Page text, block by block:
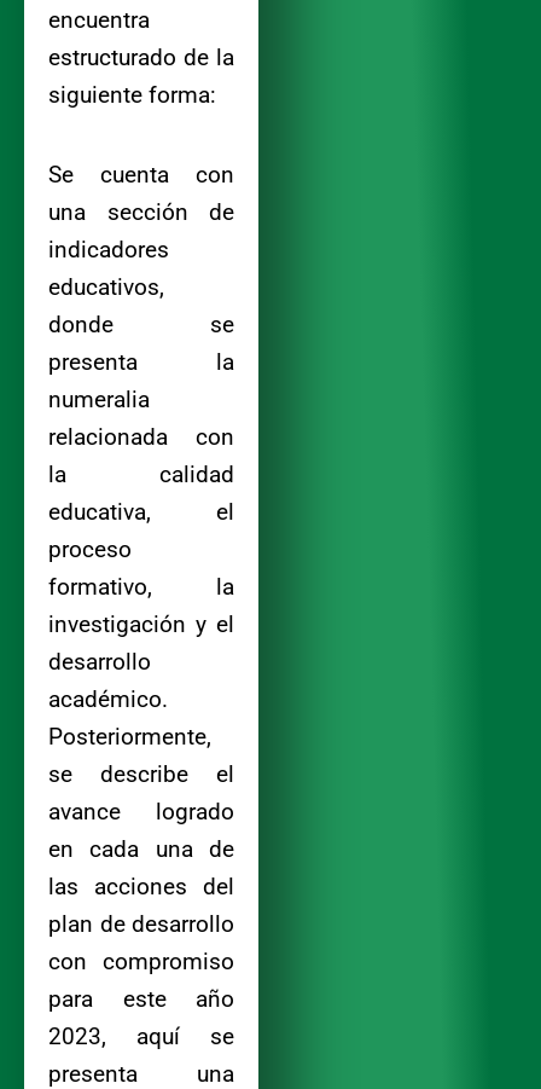
encuentra
estructurado de la
siguiente forma:
Se cuenta con
una sección de
indicadores
educativos,
donde se
presenta la
numeralia
relacionada con
la calidad
educativa, el
proceso
formativo, la
investigación y el
desarrollo
académico.
Posteriormente,
se describe el
avance logrado
en cada una de
las acciones del
plan de desarrollo
con compromiso
para este año
2023, aquí se
presenta una